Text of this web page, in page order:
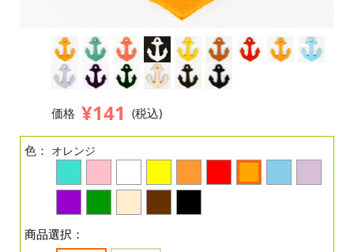
価格 ¥141 (税込)
色： オレンジ
商品選択：